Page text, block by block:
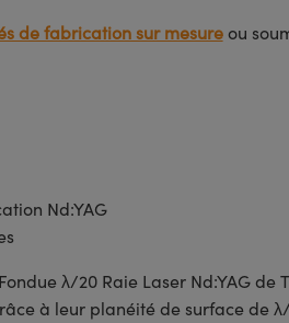
de fabrication sur mesureou
Nd:YAG
λ/20 Raie Laser Nd:YAG de
à leur planéité de surface de